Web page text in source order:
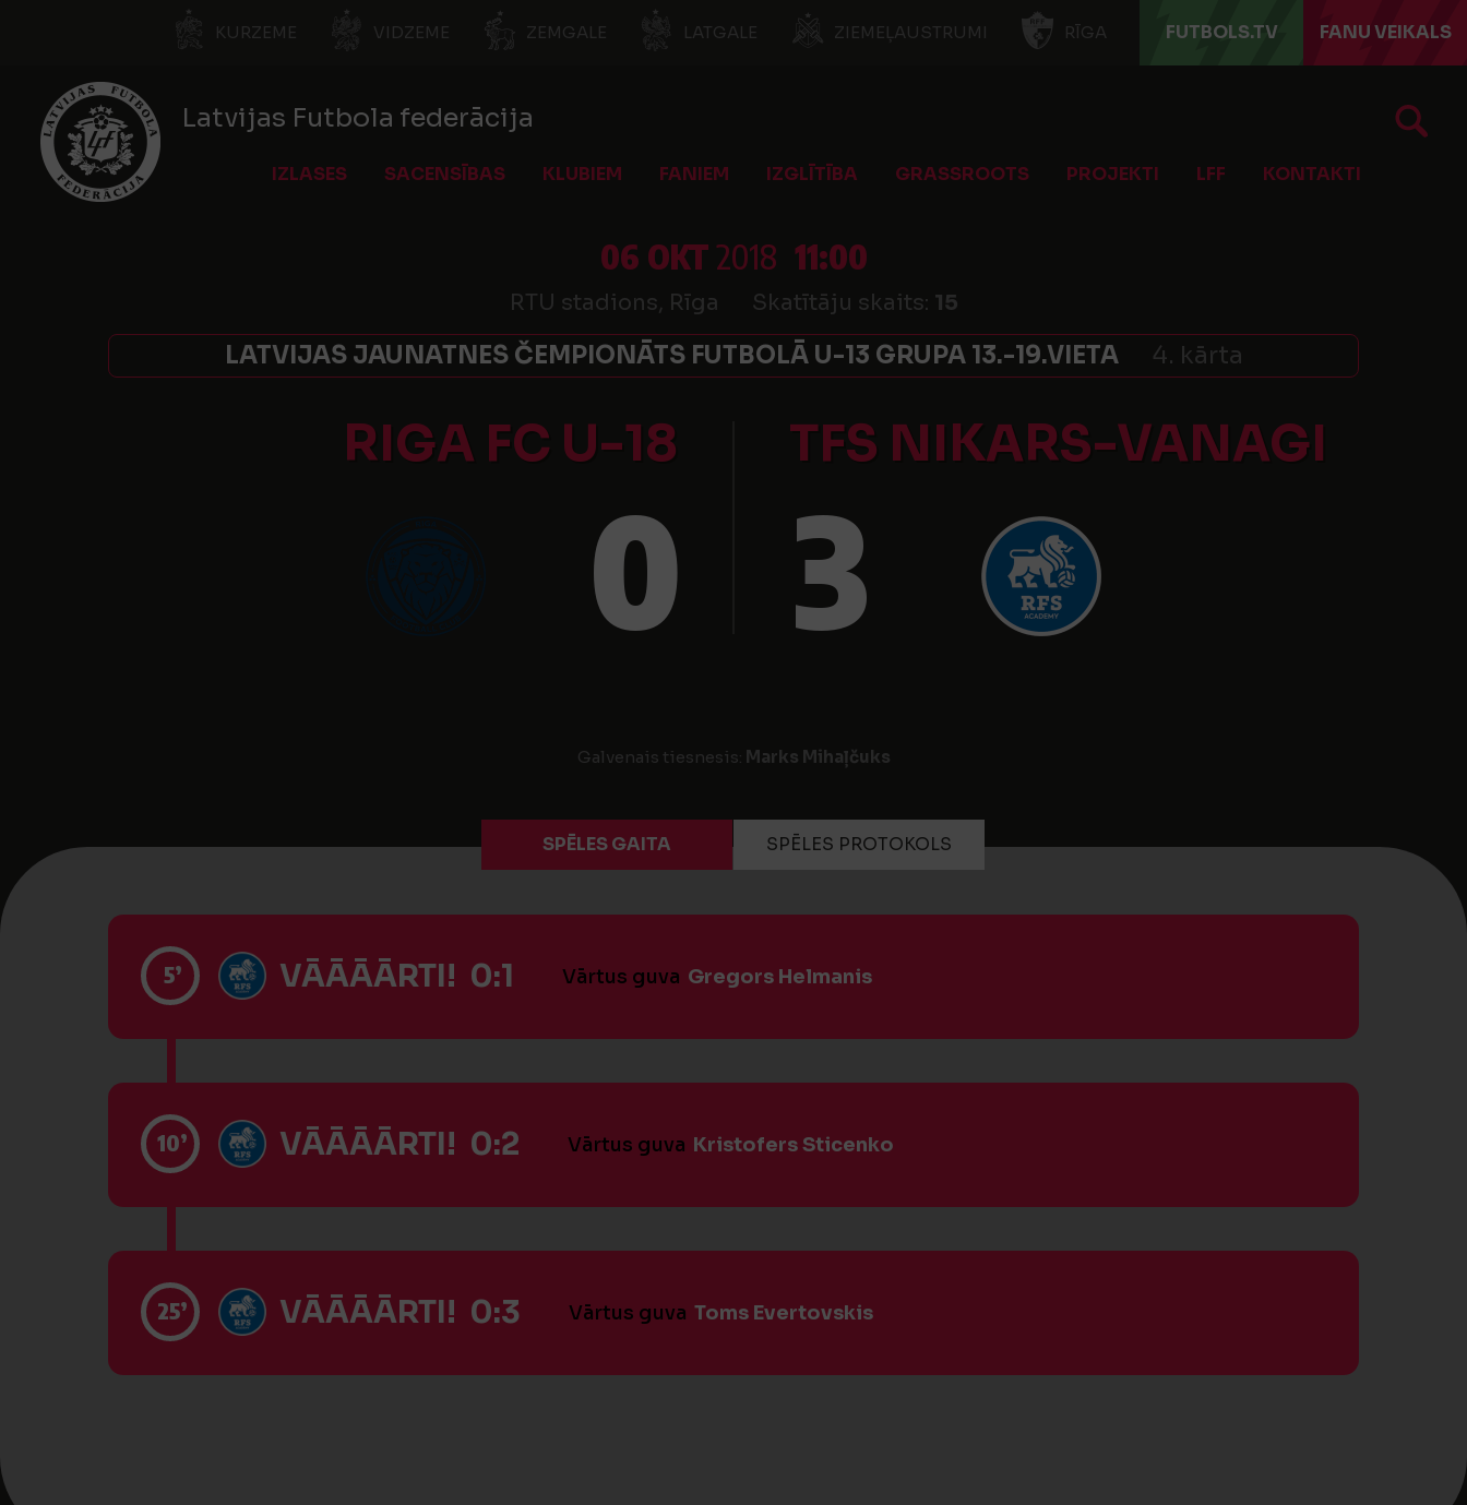
KURZEME VIDZEME ZEMGALE LATGALE ZIEMEĻAUSTRUMI RĪGA FUTBOLS.TV FANU VEIKALS
Latvijas Futbola federācija
IZLASES SACENSĪBAS KLUBIEM FANIEM IZGLĪTĪBA GRASSROOTS PROJEKTI LFF KONTAKTI
06 OKT2018 11:00
RTU stadions, Rīga Skatītāju skaits: 15
LATVIJAS JAUNATNES ČEMPIONĀTS FUTBOLĀ U-13 GRUPA 13.-19.VIETA 4. kārta
RIGA FC U-18 TFS NIKARS-VANAGI
0 3
Galvenais tiesnesis: Marks Mihaļčuks
SPĒLES GAITA SPĒLES PROTOKOLS
5’ VĀĀĀĀRTI! 0:1 Vārtus guva Gregors Helmanis
10’ VĀĀĀĀRTI! 0:2 Vārtus guva Kristofers Sticenko
25’ VĀĀĀĀRTI! 0:3 Vārtus guva Toms Evertovskis